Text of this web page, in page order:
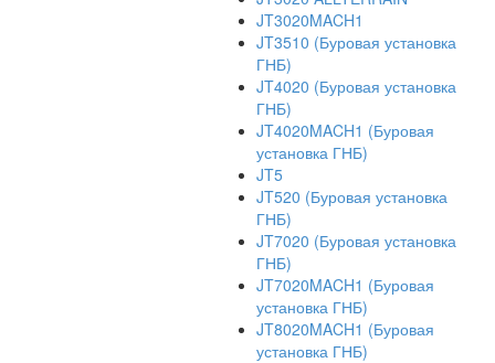
JT3020MACH1
JT3510 (Буровая установка
ГНБ)
JT4020 (Буровая установка
ГНБ)
JT4020MACH1 (Буровая
установка ГНБ)
JT5
JT520 (Буровая установка
ГНБ)
JT7020 (Буровая установка
ГНБ)
JT7020MACH1 (Буровая
установка ГНБ)
JT8020MACH1 (Буровая
установка ГНБ)